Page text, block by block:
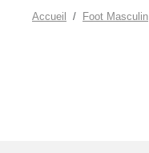
Accueil Foot Masculin